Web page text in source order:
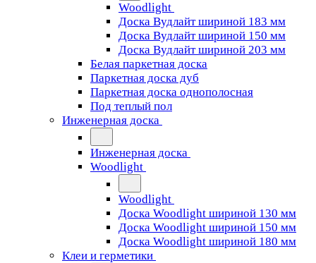
Woodlight
Доска Вудлайт шириной 183 мм
Доска Вудлайт шириной 150 мм
Доска Вудлайт шириной 203 мм
Белая паркетная доска
Паркетная доска дуб
Паркетная доска однополосная
Под теплый пол
Инженерная доска
Инженерная доска
Woodlight
Woodlight
Доска Woodlight шириной 130 мм
Доска Woodlight шириной 150 мм
Доска Woodlight шириной 180 мм
Клеи и герметики